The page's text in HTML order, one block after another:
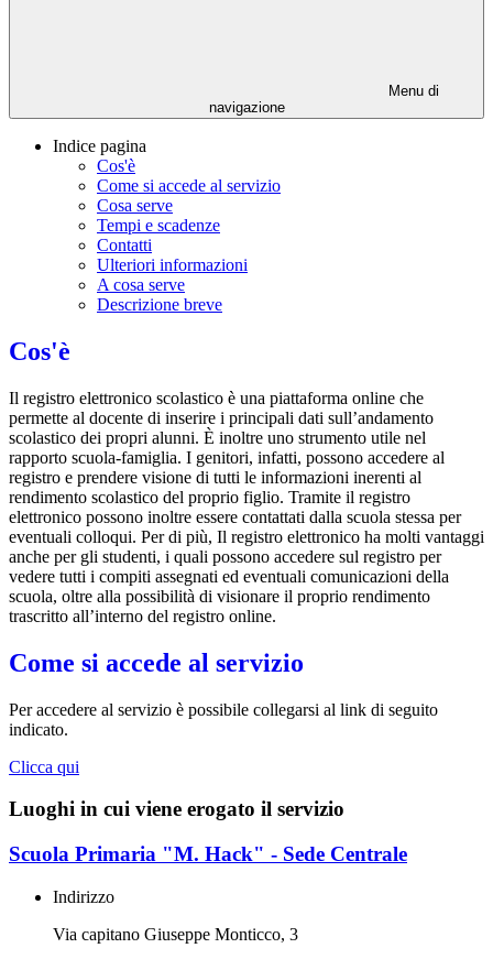
Menu di
navigazione
Indice pagina
Cos'è
Come si accede al servizio
Cosa serve
Tempi e scadenze
Contatti
Ulteriori informazioni
A cosa serve
Descrizione breve
Cos'è
Il registro elettronico scolastico è una piattaforma online che
permette al docente di inserire i principali dati sull’andamento
scolastico dei propri alunni. È inoltre uno strumento utile nel
rapporto scuola-famiglia. I genitori, infatti, possono accedere al
registro e prendere visione di tutti le informazioni inerenti al
rendimento scolastico del proprio figlio. Tramite il registro
elettronico possono inoltre essere contattati dalla scuola stessa per
eventuali colloqui. Per di più, Il registro elettronico ha molti vantaggi
anche per gli studenti, i quali possono accedere sul registro per
vedere tutti i compiti assegnati ed eventuali comunicazioni della
scuola, oltre alla possibilità di visionare il proprio rendimento
trascritto all’interno del registro online.
Come si accede al servizio
Per accedere al servizio è possibile collegarsi al link di seguito
indicato.
Clicca qui
Luoghi in cui viene erogato il servizio
Scuola Primaria "M. Hack" - Sede Centrale
Indirizzo
Via capitano Giuseppe Monticco, 3